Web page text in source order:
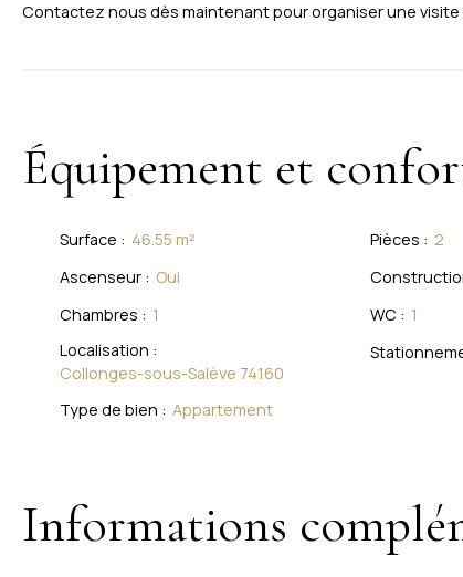
Contactez nous dès maintenant pour organiser une
Équipement et
Surface : 46.55 m² Pièces : 2
Ascenseur : Oui
Chambres : 1 WC : 1
Localisation :
Collonges-sous-Salève 74160
Type de bien : Appartement
Informations